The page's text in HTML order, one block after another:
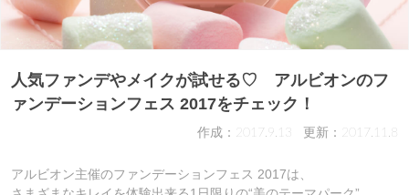
人気ファンデやメイクが試せる♡ アルビオンのフ
ァンデーションフェス 2017をチェック！
作成：2017.9.13 更新：2017.11.8
アルビオン主催のファンデーションフェス 2017は、